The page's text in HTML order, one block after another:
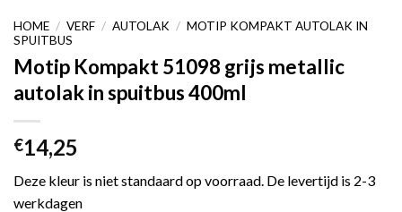
HOME / VERF / AUTOLAK / MOTIP KOMPAKT AUTOLAK IN
SPUITBUS
Motip Kompakt 51098 grijs metallic
autolak in spuitbus 400ml
€14,25
Deze kleur is niet standaard op voorraad. De levertijd is 2-3
werkdagen